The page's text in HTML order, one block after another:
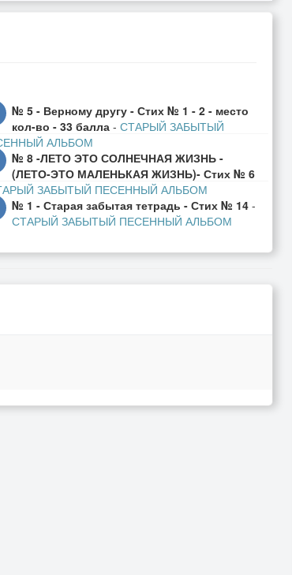
№ 5 - Верному другу - Стих № 1 - 2 - место
кол-во - 33 балла - СТАРЫЙ ЗАБЫТЫЙ
АЛЬБОМ
№ 8 -ЛЕТО ЭТО СОЛНЕЧНАЯ ЖИЗНЬ -
(ЛЕТО-ЭТО МАЛЕНЬКАЯ ЖИЗНЬ)- Стих № 6
ЗАБЫТЫЙ ПЕСЕННЫЙ АЛЬБОМ
№ 1 - Старая забытая тетрадь - Стих № 14 -
СТАРЫЙ ЗАБЫТЫЙ ПЕСЕННЫЙ АЛЬБОМ